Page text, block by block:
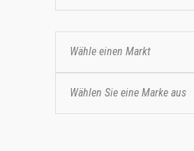
Wähle einen Markt
Wählen Sie eine Marke aus